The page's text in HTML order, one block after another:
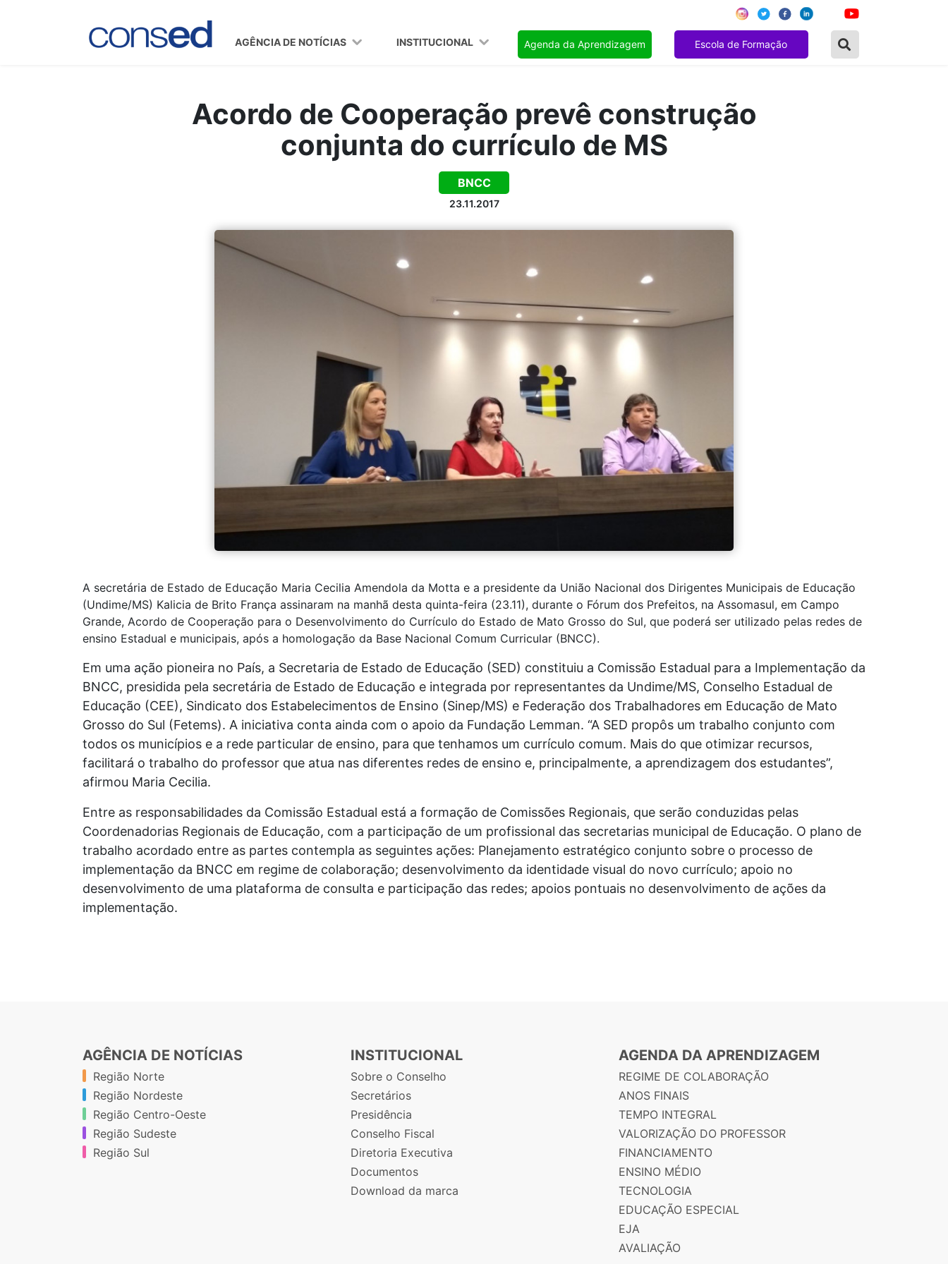
AGÊNCIA DE NOTÍCIAS INSTITUCIONAL Agenda da Aprendizagem Escola de Formação
Acordo de Cooperação prevê construção
conjunta do currículo de MS
BNCC
23.11.2017
A secretária de Estado de Educação Maria Cecilia Amendola da Motta e a presidente da União Nacional dos Dirigentes Municipais de Educação
(Undime/MS) Kalicia de Brito França assinaram na manhã desta quinta-feira (23.11), durante o Fórum dos Prefeitos, na Assomasul, em Campo
Grande, Acordo de Cooperação para o Desenvolvimento do Currículo do Estado de Mato Grosso do Sul, que poderá ser utilizado pelas redes de
ensino Estadual e municipais, após a homologação da Base Nacional Comum Curricular (BNCC).
Em uma ação pioneira no País, a Secretaria de Estado de Educação (SED) constituiu a Comissão Estadual para a Implementação da
BNCC, presidida pela secretária de Estado de Educação e integrada por representantes da Undime/MS, Conselho Estadual de
Educação (CEE), Sindicato dos Estabelecimentos de Ensino (Sinep/MS) e Federação dos Trabalhadores em Educação de Mato
Grosso do Sul (Fetems). A iniciativa conta ainda com o apoio da Fundação Lemman. “A SED propôs um trabalho conjunto com
todos os municípios e a rede particular de ensino, para que tenhamos um currículo comum. Mais do que otimizar recursos,
facilitará o trabalho do professor que atua nas diferentes redes de ensino e, principalmente, a aprendizagem dos estudantes”,
afirmou Maria Cecilia.
Entre as responsabilidades da Comissão Estadual está a formação de Comissões Regionais, que serão conduzidas pelas
Coordenadorias Regionais de Educação, com a participação de um profissional das secretarias municipal de Educação. O plano de
trabalho acordado entre as partes contempla as seguintes ações: Planejamento estratégico conjunto sobre o processo de
implementação da BNCC em regime de colaboração; desenvolvimento da identidade visual do novo currículo; apoio no
desenvolvimento de uma plataforma de consulta e participação das redes; apoios pontuais no desenvolvimento de ações da
implementação.
AGÊNCIA DE NOTÍCIAS
Região Norte
Região Nordeste
Região Centro-Oeste
Região Sudeste
Região Sul
INSTITUCIONAL
Sobre o Conselho
Secretários
Presidência
Conselho Fiscal
Diretoria Executiva
Documentos
Download da marca
AGENDA DA APRENDIZAGEM
REGIME DE COLABORAÇÃO
ANOS FINAIS
TEMPO INTEGRAL
VALORIZAÇÃO DO PROFESSOR
FINANCIAMENTO
ENSINO MÉDIO
TECNOLOGIA
EDUCAÇÃO ESPECIAL
EJA
AVALIAÇÃO